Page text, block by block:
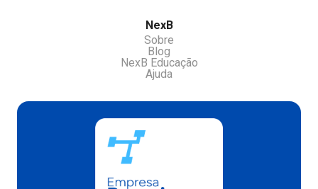
NexB
Sobre
Blog
NexB Educação
Ajuda